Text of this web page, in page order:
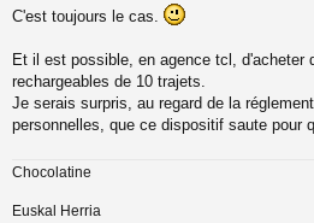
u
C'est toujours le cas.
Et il est possible, en agence tcl, d'acheter
rechargeables de 10 trajets.
Je serais surpris, au regard de la
personnelles, que ce dispositif saute pour
Chocolatine
Euskal Herria